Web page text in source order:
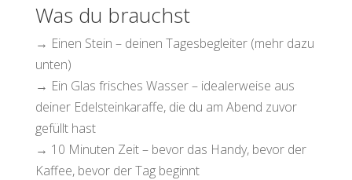
Was du brauchst
→ Einen Stein – deinen Tagesbegleiter (mehr dazu
unten)
→ Ein Glas frisches Wasser – idealerweise aus
deiner Edelsteinkaraffe, die du am Abend zuvor
gefüllt hast
→ 10 Minuten Zeit – bevor das Handy, bevor der
Kaffee, bevor der Tag beginnt